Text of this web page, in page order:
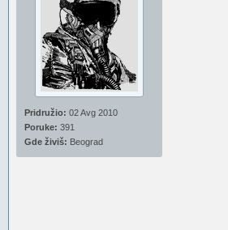
Pridružio: 02 Avg 2010
Poruke: 391
Gde živiš: Beograd